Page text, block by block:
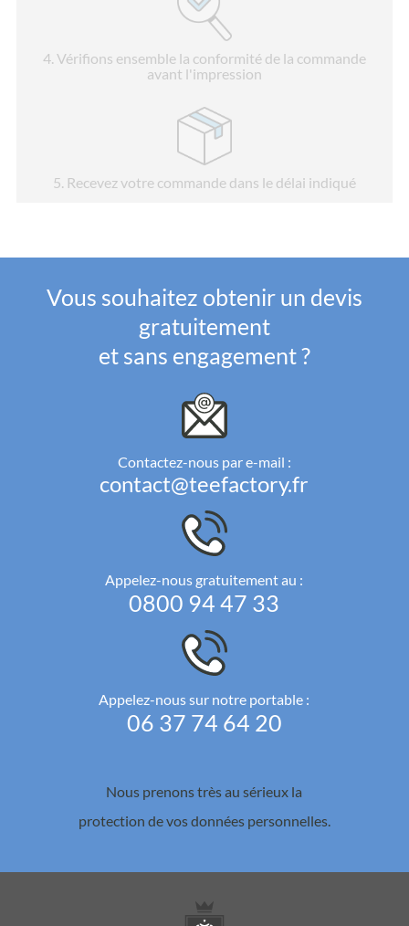
4. Vérifions ensemble la conformité de la commande
avant l'impression
5 . Recevez votre commande dans le délai indiqué
Vous souhaitez obtenir un devis
gratuitement
et sans engagement ?
Contactez-nous par e-mail :
contact@teefactory.fr
Appelez-nous gratuitement au :
0800 94 47 33
Appelez-nous sur notre portable :
06 37 74 64 20
Nous prenons très au sérieux la
protection de vos données personnelles.